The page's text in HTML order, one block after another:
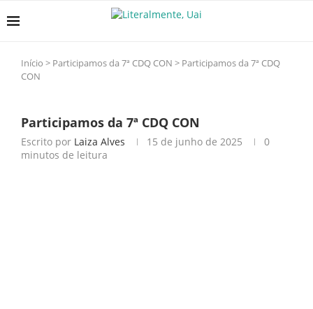
Início > Participamos da 7ª CDQ CON > Participamos da 7ª CDQ
CON
Participamos da 7ª CDQ CON
Escrito por Laiza Alves 15 de junho de 2025
0
minutos de leitura